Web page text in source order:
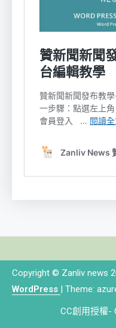
Copyright © Zanliv news
WordPress | Theme:
CC創用授權-